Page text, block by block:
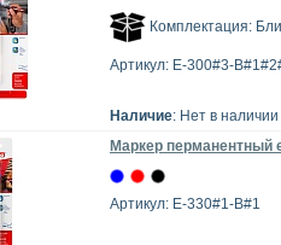
Комплектация:
Артикул: E-300#3-
Наличие: Нет в наличии
Маркер перманентный
Артикул: E-330#1-B#1